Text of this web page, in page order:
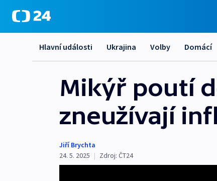
Hlavní události Ukrajina Volby Domácí
Mikýř poutí
zneužívají
Jiří Brychta
24. 5. 2025 | Zdroj: ČT24